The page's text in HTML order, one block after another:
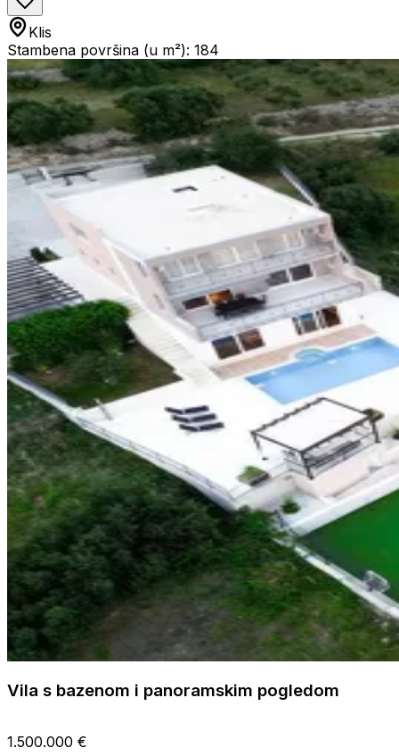
Klis
Stambena površina (u m²): 184
Vila s bazenom i panoramskim pogledom
1.500.000 €